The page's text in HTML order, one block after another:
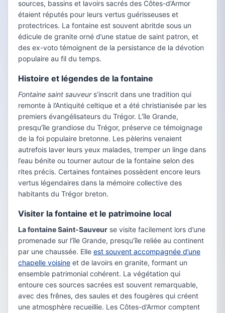
sources, bassins et lavoirs sacrés des Côtes-d’Armor
étaient réputés pour leurs vertus guérisseuses et
protectrices. La fontaine est souvent abritde sous un
édicule de granite orné d’une statue de saint patron, et
des ex-voto témoignent de la persistance de la dévotion
populaire au fil du temps.
Histoire et légendes de la fontaine
Fontaine saint sauveurs’inscrit dans une tradition qui
remonte à l’Antiquité celtique et a été christianisée par les
premiers évangélisateurs du Trégor. L’île Grande,
presqu’île grandiose du Trégor, préserve ce témoignage
de la foi populaire bretonne. Les pèlerins venaient
autrefois laver leurs yeux malades, tremper un linge dans
l’eau bénite ou tourner autour de la fontaine selon des
rites précis. Certaines fontaines possèdent encore leurs
vertus légendaires dans la mémoire collective des
habitants du Trégor breton.
Visiter la fontaine et le patrimoine local
La fontaine Saint-Sauveur se visite facilement lors d’une
promenade sur l’île Grande, presqu’île reliée au continent
par une chaussée. Elle est souvent accompagnée d’une
chapelle voisine et de lavoirs en granite, formant un
ensemble patrimonial cohérent. La végétation qui
entoure ces sources sacrées est souvent remarquable,
avec des frênes, des saules et des fougères qui créent
une atmosphère recueillie. Les Côtes-d’Armor comptent